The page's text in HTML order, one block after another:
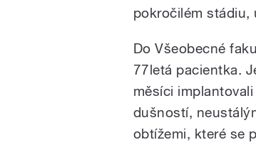
pokročilém stádiu,
Do Všeobecné
77letá pacientka.
měsíci
dušností,
obtížemi, které se